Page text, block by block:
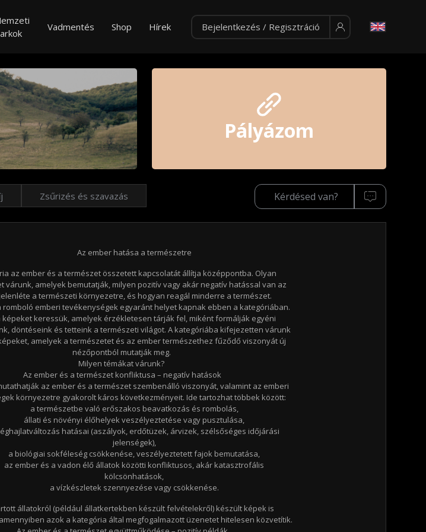
Vadmentés Shop Hírek Bejelentkezés / Regisztráció
Pályázom
Zsűrizés és szavazás Kérdésed van?
Az ember hatása a természetre
az ember és a természet összetett kapcsolatát állítja középpontba. Olyan
várunk, amelyek bemutatják, milyen pozitív vagy akár negatív hatással van az
a természeti környezetre, és hogyan reagál minderre a természet.
romboló emberi tevékenységek egyaránt helyet kapnak ebben a kategóriában.
képeket keressük, amelyek érzékletesen tárják fel, miként formálják egyéni
döntéseink és tetteink a természeti világot. A kategóriába kifejezetten várunk
amelyek a természetet és az ember természethez fűződő viszonyát új
nézőpontból mutatják meg.
Milyen témákat várunk?
Az ember és a természet konfliktusa – negatív hatások
az ember és a természet szembenálló viszonyát, valamint az emberi
környezetre gyakorolt káros következményeit. Ide tartozhat többek között:
a természetbe való erőszakos beavatkozás és rombolás,
állati és növényi élőhelyek veszélyeztetése vagy pusztulása,
hatásai (aszályok, erdőtüzek, árvizek, szélsőséges időjárási
jelenségek),
a biológiai sokféleség csökkenése, veszélyeztetett fajok bemutatása,
az ember és a vadon élő állatok közötti konfliktusos, akár katasztrofális
kölcsönhatások,
a vízkészletek szennyezése vagy csökkenése.
állatokról (például állatkertekben készült felvételekről) készült képek is
azok a kategória által megfogalmazott üzenetet hitelesen közvetítik.